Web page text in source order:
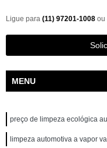
Ligue para (11) 97201-1008 ou
MENU
preço de limpeza ecológica
limpeza automotiva a vapor